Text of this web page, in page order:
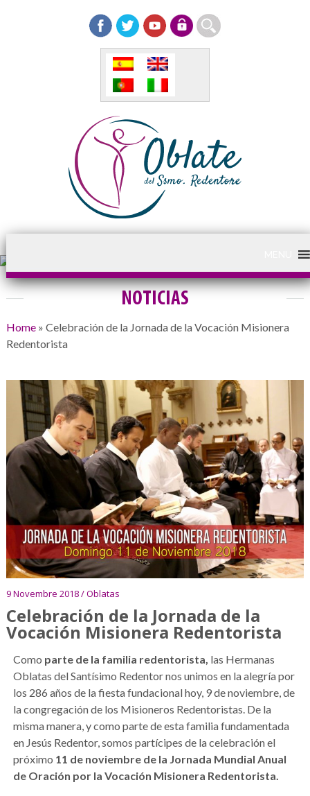
NOTICIAS
Home» Celebración de la Jornada de la Vocación Misionera
Redentorista
9 Novembre 2018 / Oblatas
Celebración de la Jornada de la
Vocación Misionera Redentorista
Como parte de la familia redentorista, las Hermanas
Oblatas del Santísimo Redentor nos unimos en la alegría por
los 286 años de la fiesta fundacional hoy, 9 de noviembre, de
la congregación de los Misioneros Redentoristas. De la
misma manera, y como parte de esta familia fundamentada
en Jesús Redentor, somos partícipes de la celebración el
próximo 11 de noviembre de la Jornada Mundial Anual
de Oración por la Vocación Misionera Redentorista.